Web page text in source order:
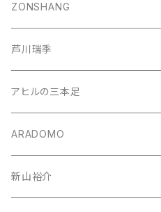
ZONSHANG
芦川瑞季
アヒルの三本足
ARADOMO
新山裕介